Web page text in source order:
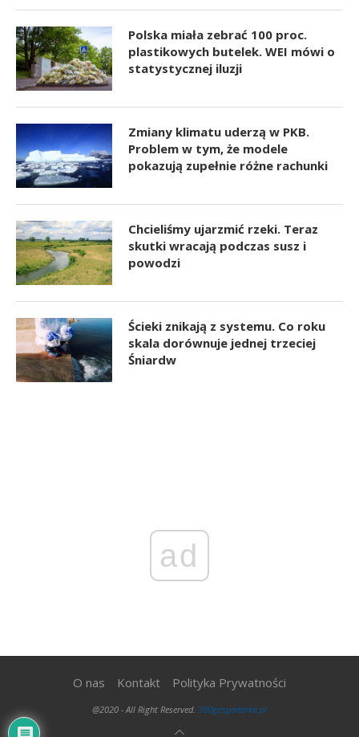
Polska miała zebrać 100 proc.
plastikowych butelek. WEI mówi o
statystycznej iluzji
Zmiany klimatu uderzą w PKB.
Problem w tym, że modele
pokazują zupełnie różne rachunki
Chcieliśmy ujarzmić rzeki. Teraz
skutki wracają podczas susz i
powodzi
Ścieki znikają z systemu. Co roku
skala dorównuje jednej trzeciej
Śniardw
ad
O nas Kontakt Polityka Prywatności
@2020 - All Right Reserved. 300gospodarka.pl